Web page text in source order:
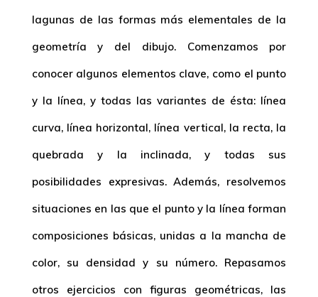
lagunas de las formas más elementales de la
geometría y del dibujo. Comenzamos por
conocer algunos elementos clave, como el punto
y la línea, y todas las variantes de ésta: línea
curva, línea horizontal, línea vertical, la recta, la
quebrada y la inclinada, y todas sus
posibilidades expresivas. Además, resolvemos
situaciones en las que el punto y la línea forman
composiciones básicas, unidas a la mancha de
color, su densidad y su número. Repasamos
otros ejercicios con figuras geométricas, las